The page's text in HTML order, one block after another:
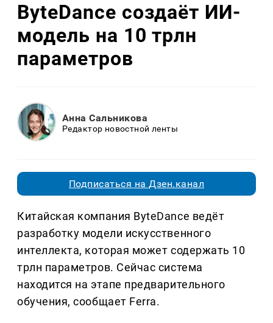
ByteDance создаёт ИИ-
модель на 10 трлн
параметров
Анна Сальникова
Редактор новостной ленты
Подписаться на Дзен.канал
Китайская компания ByteDance ведёт
разработку модели искусственного
интеллекта, которая может содержать 10
трлн параметров. Сейчас система
находится на этапе предварительного
обучения, сообщает Ferra.